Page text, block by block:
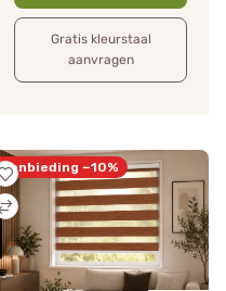
Gratis kleurstaal
aanvragen
Aanbieding −10%